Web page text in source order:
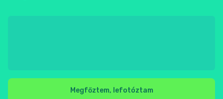
Megfőztem, lefotóztam